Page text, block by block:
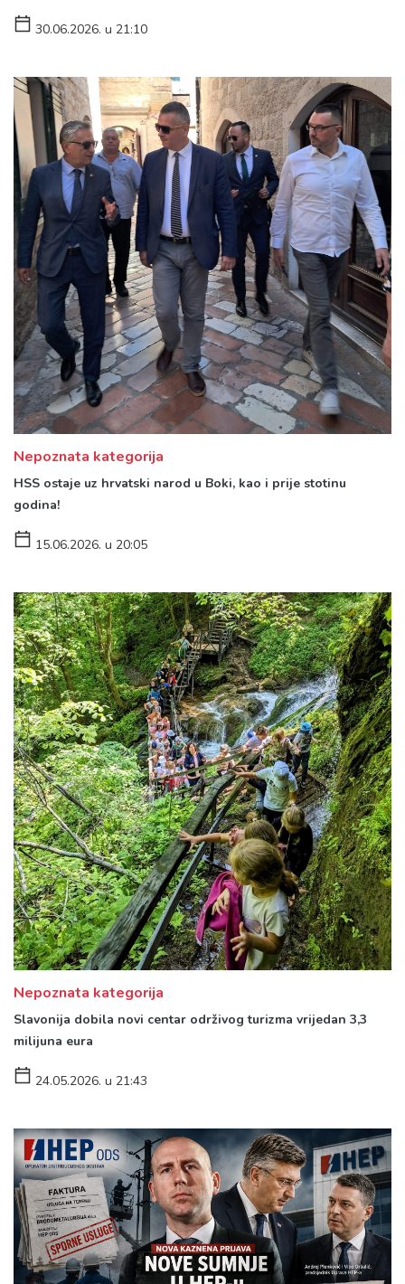
30.06.2026. u 21:10
Nepoznata kategorija
HSS ostaje uz hrvatski narod u Boki, kao i prije stotinu
godina!
15.06.2026. u 20:05
Nepoznata kategorija
Slavonija dobila novi centar održivog turizma vrijedan 3,3
milijuna eura
24.05.2026. u 21:43